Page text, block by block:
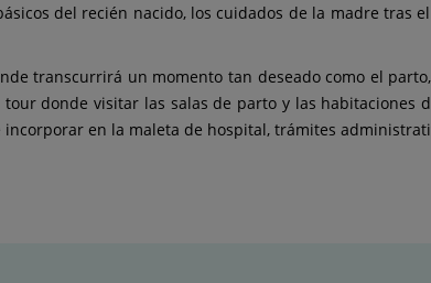
del recién nacido, los cuidados de la madre tras
transcurrirá un momento tan deseado como el
donde visitar las salas de parto y las habitaciones
en la maleta de hospital, trámites